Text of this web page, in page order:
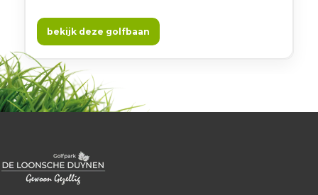
zorgen voor variatie, terwijl de natuur steeds het
decor blijft. Een ronde die blijft boeien. Gewoon
bekijk deze golfbaan